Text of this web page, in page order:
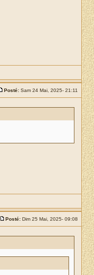
Posté: Sam 24 Mai, 2025- 21:11
Posté: Dim 25 Mai, 2025- 09:08